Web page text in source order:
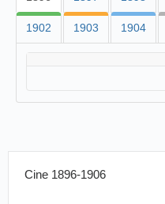
1902 1903 1904
Cine 1896-1906